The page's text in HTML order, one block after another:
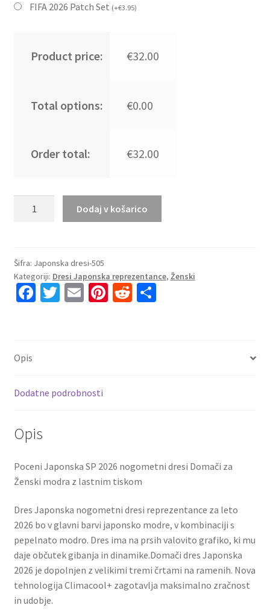
FIFA 2026 Patch Set (+€3.95)
Product price: €32.00
Total options: €0.00
Order total: €32.00
nogometni
dresi
Domači
količina
Dodaj v košarico
Šifra: Japonska dresi-505
Kategoriji: Dresi Japonska reprezentance, Ženski
Fa
k
T E Pi R S
Opis
Dodatne podrobnosti
Opis
Poceni Japonska SP 2026 nogometni dresi Domači za
Ženski modra z lastnim tiskom
Dres Japonska nogometni dresi reprezentance za leto
2026 bo v glavni barvi japonsko modre, v kombinaciji s
pepelnato modro. Dres ima na prsih valovito grafiko, ki mu
daje občutek gibanja in dinamike.Domači dres Japonska
2026 je dopolnjen z velikimi tremi črtami na ramenih. Nova
tehnologija Climacool+ zagotavlja maksimalno zračnost
in udobje.